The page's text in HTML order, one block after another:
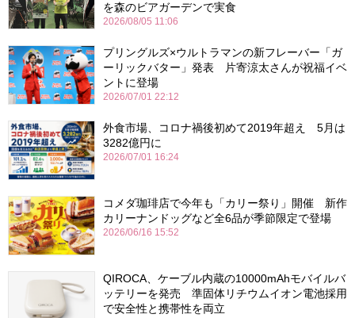
を森のビアガーデンで実食
2026/08/05 11:06
プリングルズ×ウルトラマンの新フレーバー「ガ
ーリックバター」発表 片寄涼太さんが祝福イベ
ントに登場
2026/07/01 22:12
外食市場、コロナ禍後初めて2019年超え 5月は
3282億円に
2026/07/01 16:24
コメダ珈琲店で今年も「カリー祭り」開催 新作
カリーナンドッグなど全6品が季節限定で登場
2026/06/16 15:52
QIROCA、ケーブル内蔵の10000mAhモバイルバ
ッテリーを発売 準固体リチウムイオン電池採用
で安全性と携帯性を両立